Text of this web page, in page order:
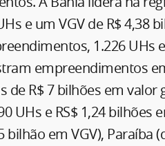
e um VGV de R$ 4,38
1.226 UHs
empreendimentos
R$ 7 bilhões em valor
UHs e RS$ 1,24 bilhões
bilhão em VGV),